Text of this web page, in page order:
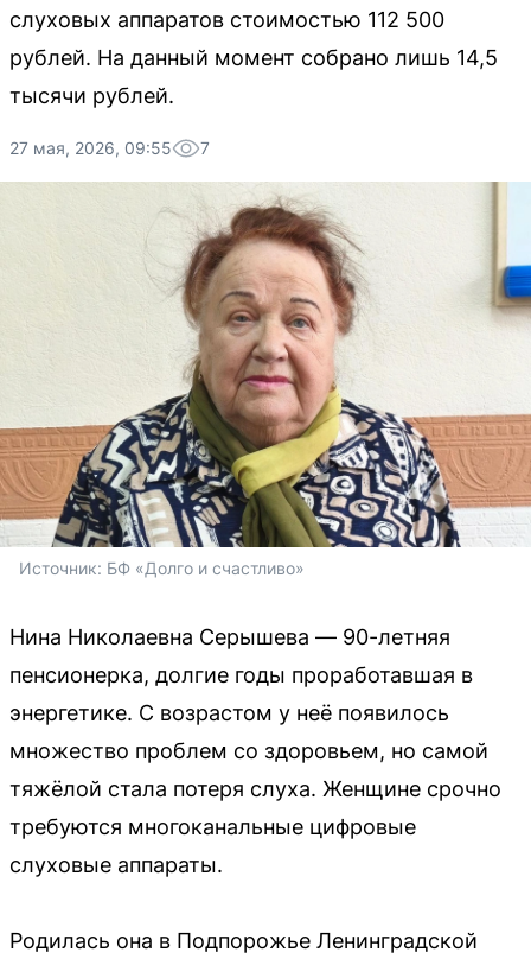
слуховых аппаратов стоимостью 112 500
рублей. На данный момент собрано лишь 14,5
тысячи рублей.
27 мая, 2026, 09:55 7
Источник: БФ «Долго и счастливо»
Нина Николаевна Серышева — 90-летняя
пенсионерка, долгие годы проработавшая в
энергетике. С возрастом у неё появилось
множество проблем со здоровьем, но самой
тяжёлой стала потеря слуха. Женщине срочно
требуются многоканальные цифровые
слуховые аппараты.
Родилась она в Подпорожье Ленинградской